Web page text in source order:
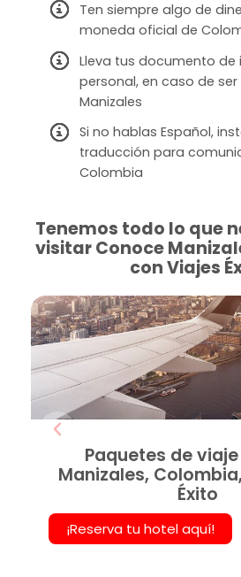
Ten siempre algo de
moneda oficial de
Lleva tus documento
personal, en caso de
Manizales
Si no hablas Español,
traducción para
Colombia
Tenemos todo lo que
visitar Conoce
con Viajes
Paquetes de
Manizales,
Éxito
¡Reserva tu hotel aquí!